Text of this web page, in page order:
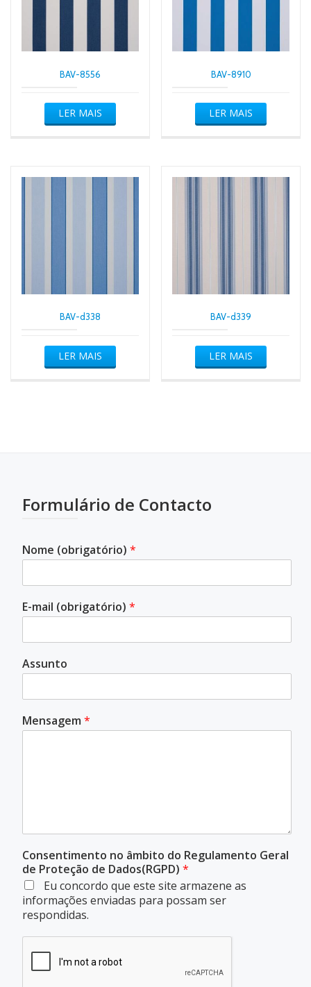
BAV-8556
LER MAIS
BAV-8910
LER MAIS
BAV-d338
LER MAIS
BAV-d339
LER MAIS
Formulário de Contacto
Nome (obrigatório) *
E-mail (obrigatório) *
Assunto
Mensagem *
Consentimento no âmbito do Regulamento Geral
de Proteção de Dados(RGPD) *
Eu concordo que este site armazene as
informações enviadas para possam ser
respondidas.